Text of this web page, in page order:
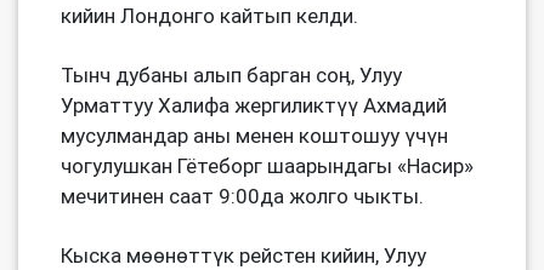
кийин Лондонго кайтып келди.
Тынч дубаны алып барган соӊ, Улуу
Урматтуу Халифа жергиликтүү Ахмадий
мусулмандар аны менен коштошуу үчүн
чогулушкан Гётеборг шаарындагы «Насир»
мечитинен саат 9:00да жолго чыкты.
Кыска мөөнөттүк рейстен кийин, Улуу